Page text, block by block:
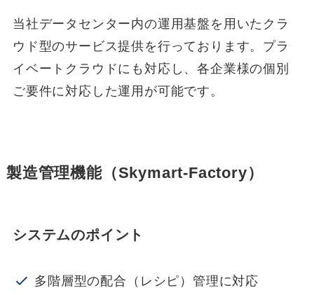
当社データセンター内の運用基盤を用いたクラ
ウド型のサービス提供を行っております。プラ
イベートクラウドにも対応し、各企業様の個別
ご要件に対応した運用が可能です。
製造管理機能（Skymart-Factory）
システムのポイント
多階層型の配合（レシピ）管理に対応